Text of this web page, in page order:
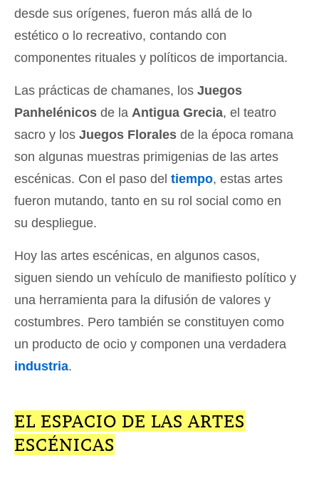
desde sus orígenes, fueron más allá de lo
estético o lo recreativo, contando con
componentes rituales y políticos de importancia.
Las prácticas de chamanes, los Juegos
Panhelénicos de la Antigua Grecia, el teatro
sacro y los Juegos Florales de la época romana
son algunas muestras primigenias de las artes
escénicas. Con el paso del tiempo, estas artes
fueron mutando, tanto en su rol social como en
su despliegue.
Hoy las artes escénicas, en algunos casos,
siguen siendo un vehículo de manifiesto político y
una herramienta para la difusión de valores y
costumbres. Pero también se constituyen como
un producto de ocio y componen una verdadera
industria.
EL ESPACIO DE LAS ARTES
ESCÉNICAS